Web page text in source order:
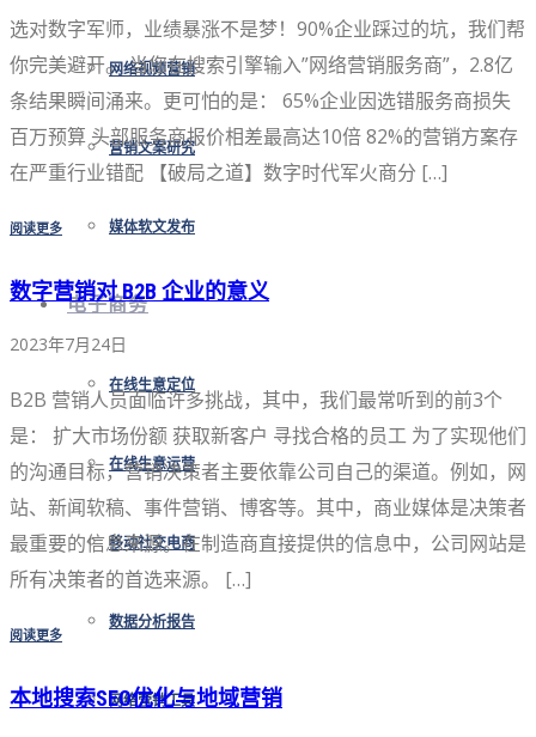
网络视频营销
营销文案研究
媒体软文发布
电子商务
在线生意定位
在线生意运营
移动社交电商
数据分析报告
网络营销工具
选对数字军师，业绩暴涨不是梦！90%企业踩过的坑，我们帮
你完美避开。 当您在搜索引擎输入”网络营销服务商”，2.8亿
条结果瞬间涌来。更可怕的是： 65%企业因选错服务商损失
百万预算 头部服务商报价相差最高达10倍 82%的营销方案存
在严重行业错配 【破局之道】数字时代军火商分 […]
阅读更多
数字营销对 B2B 企业的意义
2023年7月24日
B2B 营销人员面临许多挑战，其中，我们最常听到的前3个
是： 扩大市场份额 获取新客户 寻找合格的员工 为了实现他们
的沟通目标，营销决策者主要依靠公司自己的渠道。例如，网
站、新闻软稿、事件营销、博客等。其中，商业媒体是决策者
最重要的信息来源。在制造商直接提供的信息中，公司网站是
所有决策者的首选来源。 […]
阅读更多
本地搜索SEO优化与地域营销